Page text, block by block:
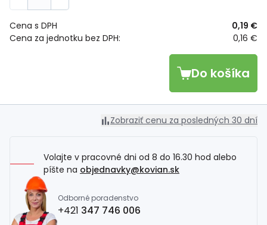
Cena za jednotku bez DPH: 0,16 €
Cena s DPH 0,19 €
Do košíka
Zobraziť cenu za posledných 30 dní
Volajte v pracovné dni od 8 do 16.30 hod alebo
píšte na objednavky@kovian.sk
Odborné poradenstvo
+421 347 746 006